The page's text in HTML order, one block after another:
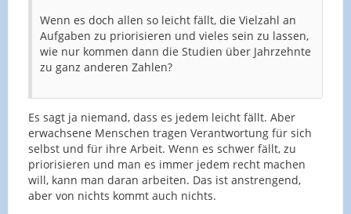
Wenn es doch allen so leicht fällt, die Vielzahl an
Aufgaben zu priorisieren und vieles sein zu lassen,
wie nur kommen dann die Studien über Jahrzehnte
zu ganz anderen Zahlen?
Es sagt ja niemand, dass es jedem leicht fällt. Aber
erwachsene Menschen tragen Verantwortung für sich
selbst und für ihre Arbeit. Wenn es schwer fällt, zu
priorisieren und man es immer jedem recht machen
will, kann man daran arbeiten. Das ist anstrengend,
aber von nichts kommt auch nichts.